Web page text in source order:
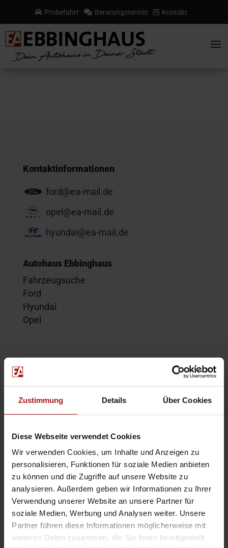
Zustimmung Details Über Cookies
Diese Webseite verwendet Cookies
Wir verwenden Cookies, um Inhalte und Anzeigen zu
personalisieren, Funktionen für soziale Medien anbieten
zu können und die Zugriffe auf unsere Website zu
analysieren. Außerdem geben wir Informationen zu Ihrer
Verwendung unserer Website an unsere Partner für
soziale Medien, Werbung und Analysen weiter. Unsere
Partner führen diese Informationen möglicherweise mit
weiteren Daten zusammen, die Sie ihnen bereitgestellt
 Probefahrt  Beratungstermin  Kontakt
a
Kontaktinformationen
ford@ea-mail.de
opel@ea-mail.de
hyundai@ea-mail.de
Autohaus Ebbinghaus
Fahrzeugsuche
Ford
Hyundai
Opel
Kontakt
Probefahrt
Service-Termin
EA Standorte
Ebbinghaus am Flughafen – Dortmund Sölde
Ebbinghaus am Tierpark – Dortmund Kirchhörde
Ebbinghaus Autozentrum – Dortmund Dorstfeld
Ebbinghaus Ford Store – Bochum
Ebbinghaus in Hamm
Ebbinghaus in Kamen